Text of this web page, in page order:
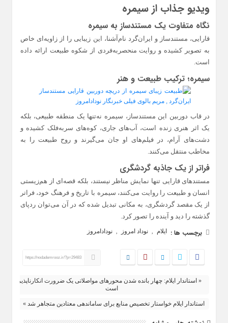
ویدیو جذاب از سیمره
نگاه متفاوت یک مستندساز به سیمره
قارایی، مستندساز و ایران‌گرد نام‌آشنا، این زیبایی را از زاویه‌ای خاص
به تصویر کشیده و روایت منحصربه‌فردی از شکوه طبیعت ارائه داده
است.
سیمره؛ ترکیب طبیعت و هنر
در قاب دوربین این مستندساز، سیمره نه‌تنها یک منطقه طبیعی، بلکه
یک اثر هنری زنده است، آب‌های جاری، کوه‌های سربه‌فلک کشیده و
دشت‌های آرام، در فیلم‌های او جان می‌گیرند و روح طبیعت را به
مخاطب منتقل می‌کنند.
فراتر از یک جاذبه گردشگری
مستندهای قارایی تنها نمایش مناظر نیستند، بلکه قصه‌ای از هم‌زیستی
انسان و طبیعت را روایت می‌کنند، سیمره با تاریخ و فرهنگ خود، فراتر
از یک مقصد گردشگری، به مکانی تبدیل شده که در آن می‌توان ردپای
گذشته را دید و آینده را تصور کرد.
برچسب ها : ایلام , نوداد امروز , نودادامروز
https://nodademrooz.ir/?p=29483
« استاندار ایلام: چهار بانده شدن محورهای مواصلاتی یک ضرورت انکارناپذیر
است
استاندار ایلام خواستار تخصیص منابع برای ساماندهی معتادین متجاهر شد »